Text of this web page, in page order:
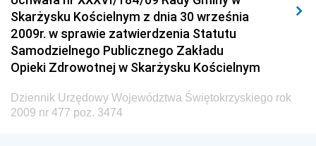
Dziennik Urzędowy Ministra Spraw Wewnętrznych i
Administracji
Dziennik Urzędowy Ministra Transportu
Dziennik Urzędowy Ministra Budownictwa
Dziennik Urzędowy Ministra Nauki i Szkolnictwa
Skarżysku Kościelnym z dnia 30 września
2009r. w sprawie zatwierdzenia Statutu
Samodzielnego Publicznego Zakładu
Opieki Zdrowotnej w Skarżysku Kościelnym
Dziennik Urzędowy Województwa Świętokrzyskiego rok
2009 nr 477 poz. 3474